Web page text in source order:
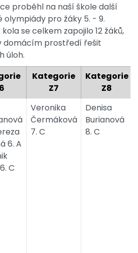
proběhl na naší škole další
pro žáky 5. - 9.
se celkem zapojilo 12 žáků,
domácím prostředí řešit
úloh.
Kategorie
Z7
Kategorie
Z8
6. A
C
Veronika
Čermáková
7. C
Denisa
Burianová
8. C